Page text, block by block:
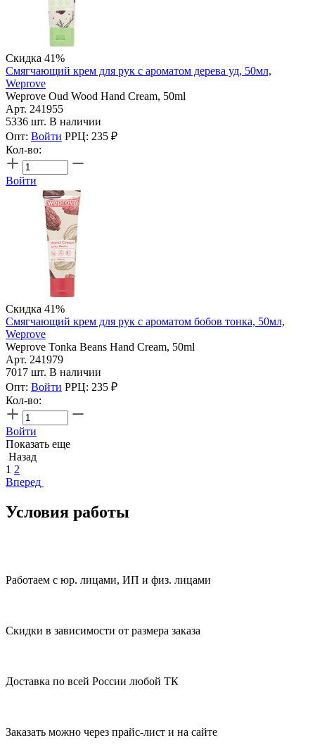
Скидка 41%
Смягчающий крем для рук с ароматом дерева уд, 50мл,
Weprove
Weprove Oud Wood Hand Cream, 50ml
Арт. 241955
5336 шт. В наличии
Опт: Войти РРЦ: 235 ₽
Кол-во:
Войти
Скидка 41%
Смягчающий крем для рук с ароматом бобов тонка, 50мл,
Weprove
Weprove Tonka Beans Hand Cream, 50ml
Арт. 241979
7017 шт. В наличии
Опт: Войти РРЦ: 235 ₽
Кол-во:
Войти
Показать еще
Назад
1 2
Вперед
Условия работы
Работаем с юр. лицами, ИП и физ. лицами
Скидки в зависимости от размера заказа
Доставка по всей России любой ТК
Заказать можно через прайс-лист и на сайте